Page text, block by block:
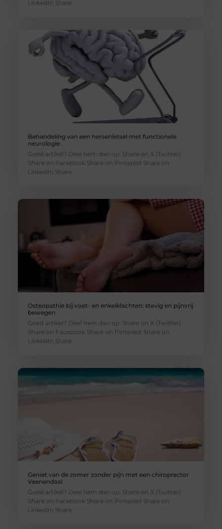
LinkedIn Share
Behandeling van een hersenletsel met functionele
neurologie
Goed artikel? Deel hem dan op: Share on X (Twitter)
Share on Facebook Share on Pinterest Share on
LinkedIn Share
Osteopathie bij voet- en enkelklachten: stevig en pijnvrij
bewegen
Goed artikel? Deel hem dan op: Share on X (Twitter)
Share on Facebook Share on Pinterest Share on
LinkedIn Share
Geniet van de zomer zonder pijn met een chiropractor
Veenendaal
Goed artikel? Deel hem dan op: Share on X (Twitter)
Share on Facebook Share on Pinterest Share on
LinkedIn Share